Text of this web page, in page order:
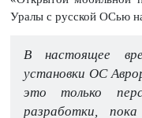
Уралы с русской ОСью
В настоящее
установки ОС
это только
разработки,